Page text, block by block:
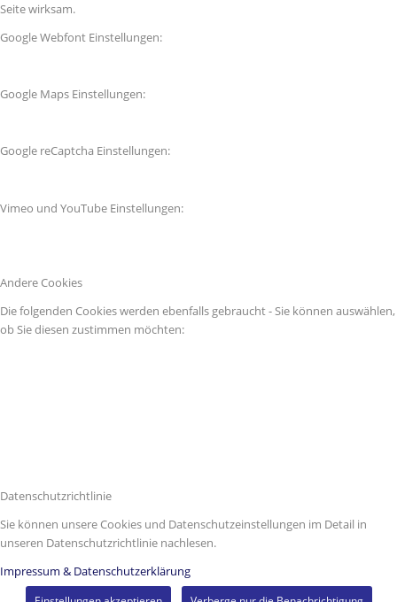
Seite wirksam.
Google Webfont Einstellungen:
Google Maps Einstellungen:
Google reCaptcha Einstellungen:
Vimeo und YouTube Einstellungen:
Andere Cookies
Die folgenden Cookies werden ebenfalls gebraucht - Sie können auswählen,
ob Sie diesen zustimmen möchten:
Datenschutzrichtlinie
Sie können unsere Cookies und Datenschutzeinstellungen im Detail in
unseren Datenschutzrichtlinie nachlesen.
Impressum & Datenschutzerklärung